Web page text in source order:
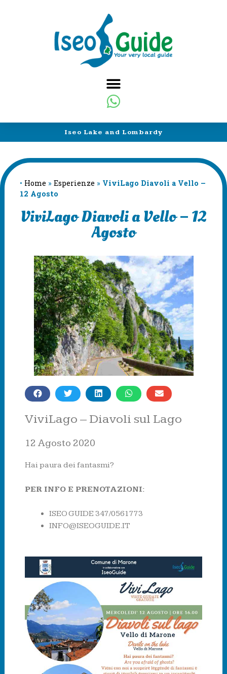
Iseo Lake and Lombardy
• Home » Esperienze » ViviLago Diavoli a Vello –
12 Agosto
ViviLago Diavoli a Vello – 12
Agosto
ViviLago – Diavoli sul Lago
12 Agosto 2020
Hai paura dei fantasmi?
PER INFO E PRENOTAZIONI:
ISEO GUIDE 347/0561773
INFO@ISEOGUIDE.IT